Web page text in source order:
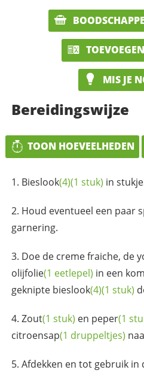
MIS JE
Bereidingswijze
TOON HOEVEELHEDEN
Bieslook(4)(1 stuk) in
Houd eventueel een paar
garnering.
Doe de creme fraiche, de
olijfolie(1 eetlepel) in een
geknipte bieslook(4)(1 stuk)
Zout(1 stuk) en peper(1
citroensap(1 druppeltjes)
Afdekken en tot gebruik in